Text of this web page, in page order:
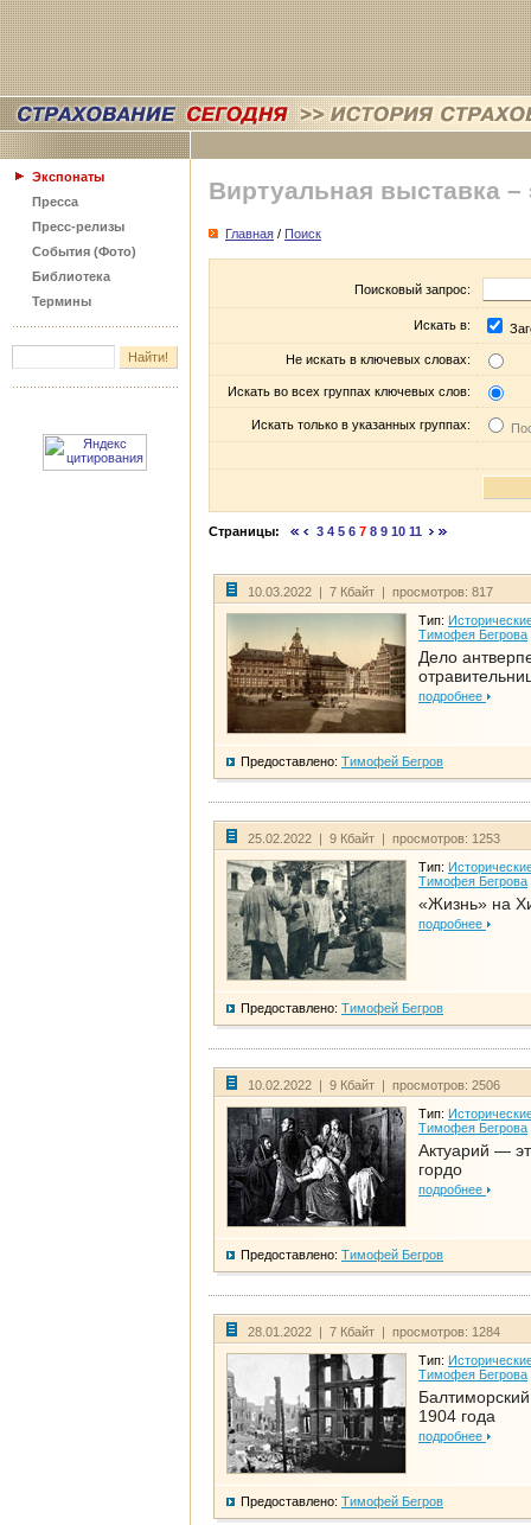
Экспонаты
Пресса
Пресс-релизы
События (Фото)
Библиотека
Термины
Виртуальная выставка –
Главная / Поиск
Поисковый запрос:
Искать в:
Не искать в ключевых словах:
Искать во всех группах ключевых слов:
Искать только в указанных группах:
Страницы: 3 4 5 6 7 8 9 10 11
10.03.2022 | 7 Кбайт | просмотров: 817
Тип:
Тимофея Бегрова
Дело
подробнее
Предоставлено: Тимофей Бегров
25.02.2022 | 9 Кбайт | просмотров: 1253
Тип:
Тимофея Бегрова
«Жизнь» на
подробнее
Предоставлено: Тимофей Бегров
10.02.2022 | 9 Кбайт | просмотров: 2506
Тип:
Тимофея Бегрова
Актуарий —
гордо
подробнее
Предоставлено: Тимофей Бегров
28.01.2022 | 7 Кбайт | просмотров: 1284
Тип:
Тимофея Бегрова
1904 года
подробнее
Предоставлено: Тимофей Бегров